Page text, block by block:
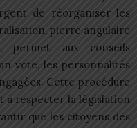
de réorganiser les
pierre angulaire
permet aux conseils
vote, les personnalités
Cette procédure
à respecter la législation
que les citoyens des